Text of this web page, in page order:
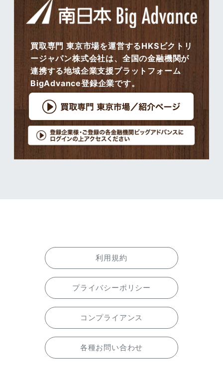
買取専門 東京市場を運営するHKSビクトリ
ージャパン株式会社は、全国の金融機関が
連携する地域企業支援プラットフォーム
BigAdvance登録企業です。
利用規約
プライバシーポリシー
コンプライアンス
各種お問い合わせ